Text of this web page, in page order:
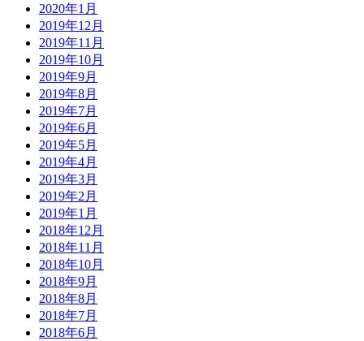
2020年1月
2019年12月
2019年11月
2019年10月
2019年9月
2019年8月
2019年7月
2019年6月
2019年5月
2019年4月
2019年3月
2019年2月
2019年1月
2018年12月
2018年11月
2018年10月
2018年9月
2018年8月
2018年7月
2018年6月